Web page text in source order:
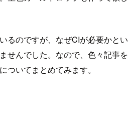
るのですが、なぜCIが必要かとい
せんでした。なので、色々記事を
ついてまとめてみます。